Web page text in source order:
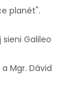
planét".
sieni Galileo
a Mgr. Dávid